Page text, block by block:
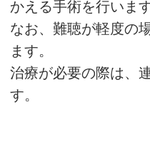
かえる手術を行います
なお、難聴が軽度の
ます。
治療が必要の際は、
す。